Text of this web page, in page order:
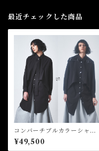
最近チェックした商品
コンバーチブルカラーシャツ
ワンピース Convertible Co
llar Shirt Dress
¥49,500